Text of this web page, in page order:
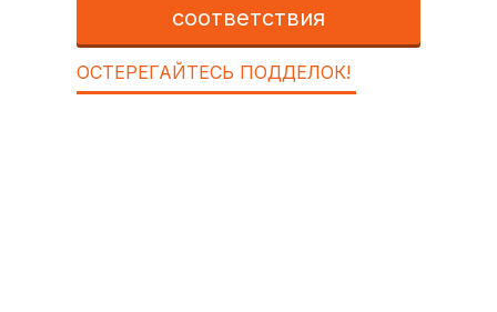
соответствия
ОСТЕРЕГАЙТЕСЬ ПОДДЕЛОК!